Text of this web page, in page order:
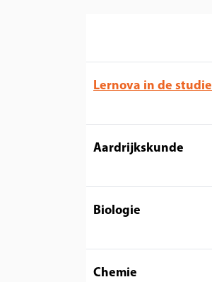
Lernova in de studie
Aardrijkskunde
Biologie
Chemie